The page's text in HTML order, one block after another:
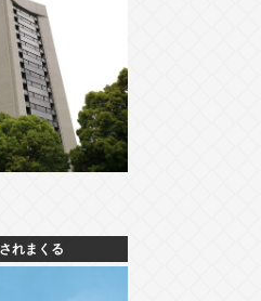
れまくる